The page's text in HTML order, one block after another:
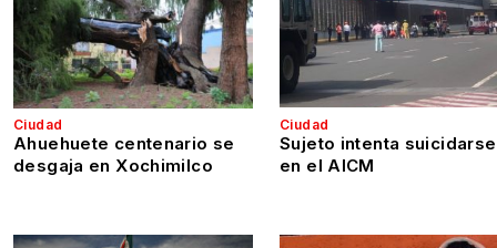
Ciudad
Ahuehuete centenario se
desgaja en Xochimilco
Ciudad
Sujeto intenta suicidarse
en el AICM